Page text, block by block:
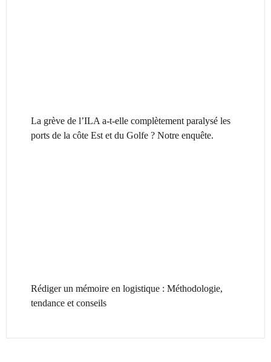
La grève de l’ILA a-t-elle complètement paralysé les
ports de la côte Est et du Golfe ? Notre enquête.
Rédiger un mémoire en logistique : Méthodologie,
tendance et conseils